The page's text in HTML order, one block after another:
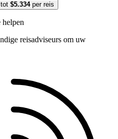
$5.334per reis
helpen
reisadviseurs om uw